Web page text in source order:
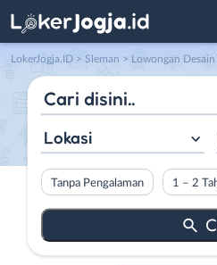
LokerJogja.ID > Sleman > Lowongan Desain
Lokasi
Tanpa Pengalaman 1 – 2